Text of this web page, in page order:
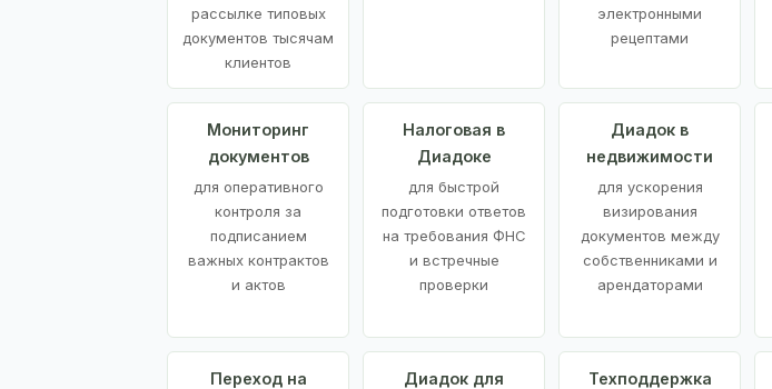
рассылке типовых
документов тысячам
клиентов
электронными
рецептами
Мониторинг
документов
для оперативного
контроля за
подписанием
важных контрактов
и актов
Налоговая в
Диадоке
для быстрой
подготовки ответов
на требования ФНС
и встречные
проверки
Диадок в
недвижимости
для ускорения
визирования
документов между
собственниками и
арендаторами
Переход на
Диадок для
Техподдержка